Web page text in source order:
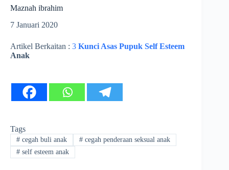
Maznah ibrahim
7 Januari 2020
Artikel Berkaitan : 3 Kunci Asas Pupuk Self Esteem
Anak
Tags
#cegah buli anak #cegah penderaan seksual anak
#self esteem anak